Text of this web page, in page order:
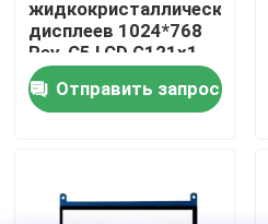
Свяжитесь с нами
Новости
Неразъемные компьютеры
жидкокристаллических
дисплеев 1024*768
Rev. C5 LCD G121x1-
L03 G104x1-L03
Отправить запрос